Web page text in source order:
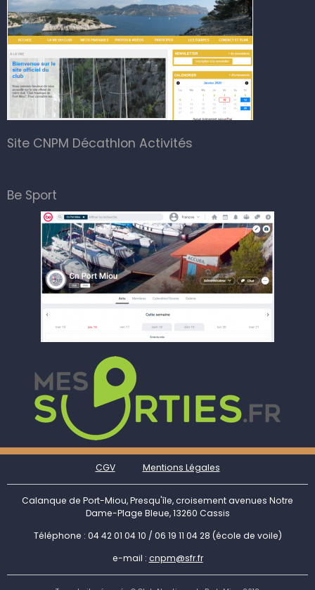
Site CNPM Décathlon Activités
Be Sport
CGV Mentions Légales
Calanque de Port-Miou, Presqu'île, croisement avenues Notre
Dame-Plage Bleue, 13260 Cassis
Téléphone : 04 42 01 04 10 / 06 19 11 04 28 (école de voile)
e-mail : cnpm@sfr.fr